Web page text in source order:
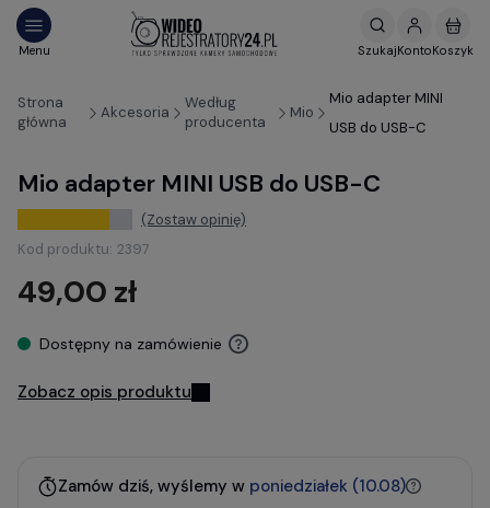
Strona
główna
Akcesoria
Według
producenta
Mio
Mio adapter MINI
USB do USB-C
Mio adapter MINI USB do USB-C
(Zostaw opinię)
Kod produktu: 2397
49,00 zł
Dostępny na zamówienie
Zobacz opis produktu
Zamów dziś, wyślemy w poniedziałek (10.08)